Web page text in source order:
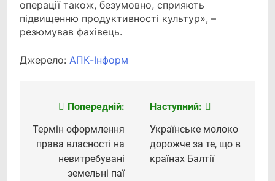
операції також, безумовно, сприяють
підвищенню продуктивності культур», –
резюмував фахівець.
Джерело: АПК-Інформ
Навігація
записів
Попередній:
Термін оформлення
права власності на
невитребувані
земельні паї
Наступний:
Українське молоко
дорожче за те, що в
країнах Балтії